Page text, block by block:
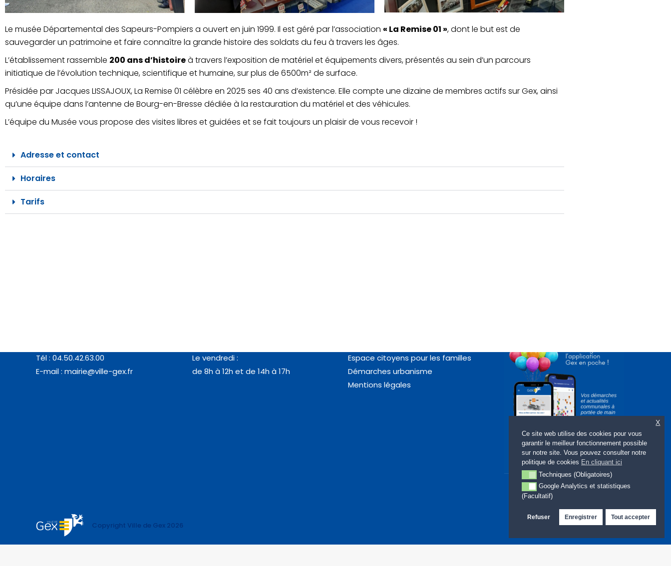
Le musée Départemental des Sapeurs-Pompiers a ouvert en juin 1999. Il est géré par l’association « La Remise 01 », dont le but est de
sauvegarder un patrimoine et faire connaître la grande histoire des soldats du feu à travers les âges.
L’établissement rassemble 200 ans d’histoireà travers l’exposition de matériel et équipements divers, présentés au sein d’un parcours
initiatique de l’évolution technique, scientifique et humaine, sur plus de 6500m² de surface.
Présidée par Jacques LISSAJOUX, La Remise 01 célèbre en 2025 ses 40 ans d’existence. Elle compte une dizaine de membres actifs sur Gex, ainsi
qu’une équipe dans l’antenne de Bourg-en-Bresse dédiée à la restauration du matériel et des véhicules.
L’équipe du Musée vous propose des visites libres et guidées et se fait toujours un plaisir de vous recevoir !
Adresse et contact
Horaires
Tarifs
Tél : 04.50.42.63.00
E-mail : mairie@ville-gex.fr
Le vendredi :
de 8h à 12h et de 14h à 17h
Espace citoyens pour les familles
Démarches urbanisme
Mentions légales
Copyright Ville de Gex 2026 Site web : LMBDELTA.COM
Ce site web utilise des cookies pour vous
garantir le meilleur fonctionnement possible
sur notre site. Vous pouvez consulter notre
politique de cookies En cliquant ici
Techniques (Obligatoires)
Techniques (Obligatoires)
Google Analytics et statistiques (Facultatif)
Google Analytics et statistiques
(Facultatif)
Refuser Enregistrer Tout accepter
X